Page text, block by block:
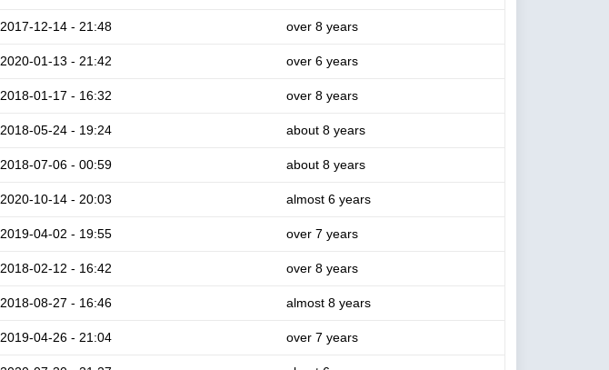
2017-12-14 - 21:48 over 8 years
2020-01-13 - 21:42 over 6 years
2018-01-17 - 16:32 over 8 years
2018-05-24 - 19:24 about 8 years
2018-07-06 - 00:59 about 8 years
2020-10-14 - 20:03 almost 6 years
2019-04-02 - 19:55 over 7 years
2018-02-12 - 16:42 over 8 years
2018-08-27 - 16:46 almost 8 years
2019-04-26 - 21:04 over 7 years